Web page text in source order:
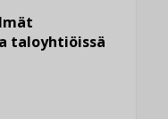
taloyhtiöissä